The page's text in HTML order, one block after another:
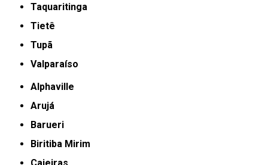
Taquaritinga
Tietê
Tupã
Valparaíso
Alphaville
Arujá
Barueri
Biritiba Mirim
Caieiras